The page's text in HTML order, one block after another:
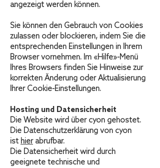
angezeigt werden können.
Sie können den Gebrauch von Cookies
zulassen oder blockieren, indem Sie die
entsprechenden Einstellungen in Ihrem
Browser vornehmen. Im «Hilfe»-Menü
Ihres Browsers finden Sie Hinweise zur
korrekten Änderung oder Aktualisierung
Ihrer Cookie-Einstellungen.
Hosting und Datensicherheit
Die Website wird über cyon gehostet.
Die Datenschutzerklärung von cyon
ist hierabrufbar.
Die Datensicherheit wird durch
geeignete technische und